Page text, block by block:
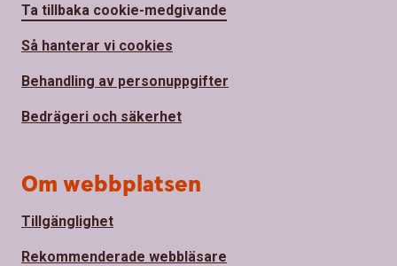
Ta tillbaka cookie-medgivande
Så hanterar vi cookies
Behandling av personuppgifter
Bedrägeri och säkerhet
Om webbplatsen
Tillgänglighet
Rekommenderade webbläsare